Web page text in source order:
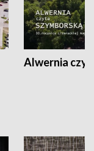
Alwernia